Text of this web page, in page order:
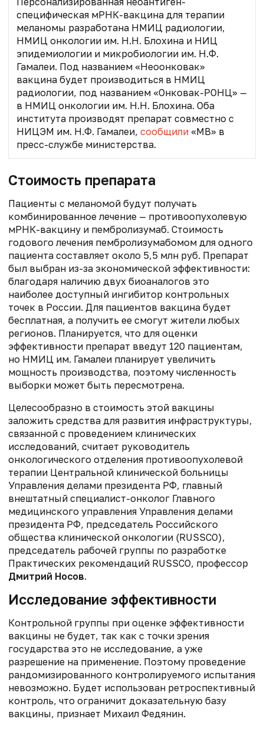
специфическая мРНК-вакцина для терапии
меланомы разработана НМИЦ радиологии,
НМИЦ онкологии им. Н.Н. Блохина и НИЦ
эпидемиологии и микробиологии им. Н.Ф.
Гамалеи. Под названием «Неоонковак»
вакцина будет производиться в НМИЦ
радиологии, под названием «Онковак-РОНЦ» —
в НМИЦ онкологии им. Н.Н. Блохина. Оба
института производят препарат совместно с
НИЦЭМ им. Н.Ф. Гамалеи, сообщили«МВ» в
пресс-службе министерства.
Стоимость препарата
Пациенты с меланомой будут получать
комбинированное лечение — противоопухолевую
мРНК-вакцину и пембролизумаб. Стоимость
годового лечения пембролизумабомом для одного
пациента составляет около 5,5 млн руб. Препарат
был выбран из-за экономической эффективности:
благодаря наличию двух биоаналогов это
наиболее доступный ингибитор контрольных
точек в России. Для пациентов вакцина будет
бесплатная, а получить ее смогут жители любых
регионов. Планируется, что для оценки
эффективности препарат введут 120 пациентам,
но НМИЦ им. Гамалеи планирует увеличить
мощность производства, поэтому численность
выборки может быть пересмотрена.
Целесообразно в стоимость этой вакцины
заложить средства для развития инфраструктуры,
связанной с проведением клинических
исследований, считает руководитель
онкологического отделения противоопухолевой
терапии Центральной клинической больницы
Управления делами президента РФ, главный
внештатный специалист-онколог Главного
медицинского управления Управления делами
президента РФ, председатель Российского
общества клинической онкологии (RUSSCO),
председатель рабочей группы по разработке
Практических рекомендаций RUSSCO, профессор
Дмитрий Носов.
Исследование эффективности
Контрольной группы при оценке эффективности
вакцины не будет, так как с точки зрения
государства это не исследование, а уже
разрешение на применение. Поэтому проведение
рандомизированного контролируемого испытания
невозможно. Будет использован ретроспективный
контроль, что ограничит доказательную базу
вакцины, признает Михаил Федянин.